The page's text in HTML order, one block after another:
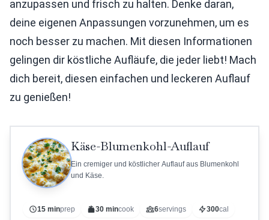
anzupassen und frisch zu halten. Denke daran,
deine eigenen Anpassungen vorzunehmen, um es
noch besser zu machen. Mit diesen Informationen
gelingen dir köstliche Aufläufe, die jeder liebt! Mach
dich bereit, diesen einfachen und leckeren Auflauf
zu genießen!
Käse-Blumenkohl-Auflauf
Ein cremiger und köstlicher Auflauf aus Blumenkohl
und Käse.
15 minprep 30 mincook 6servings 300cal